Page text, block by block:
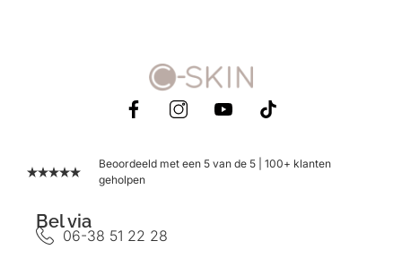
Beoordeeld met een 5 van de 5 | 100+ klanten
geholpen
Bel via
06-38 51 22 28